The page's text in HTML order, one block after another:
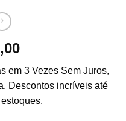
em 3 Vezes Sem Juros,
Descontos incríveis até